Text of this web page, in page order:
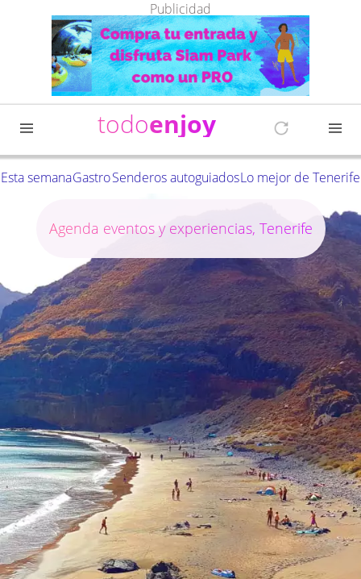
Publicidad
todoenjoy
Esta semanaGastroSenderos autoguiadosLo mejor de Tenerife
Agenda eventos y experiencias, Tenerife